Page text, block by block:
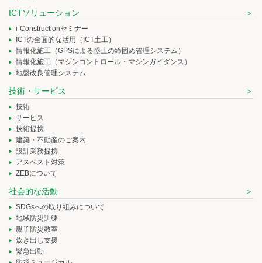
ICTソリューション
i-Constructionセミナー
ICTの全面的な活用（ICT土工）
情報化施工（GPSによる盛土の締固め管理システム）
情報化施工（マシンコントロール・マシンガイダンス）
地盤改良管理システム
技術・サービス
技術
サービス
技術提携
建築・不動産のご案内
設計業務提携
アスベスト対策
ZEBについて
社会的な活動
SDGsへの取り組みについて
地域防災訓練
親子防災教室
炊き出し支援
緊急出動